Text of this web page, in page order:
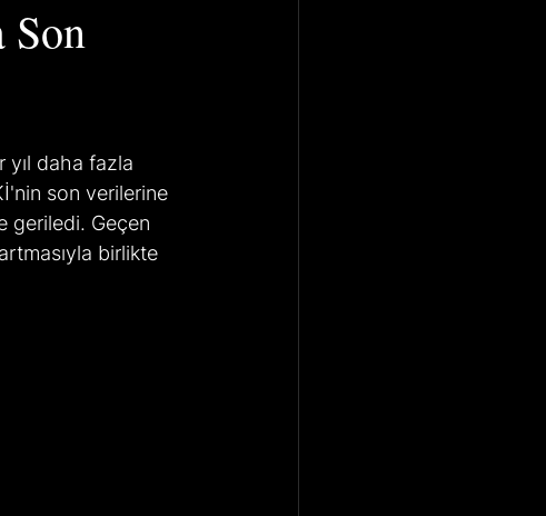
Son
yıl daha fazla
son verilerine
geriledi. Geçen
birlikte